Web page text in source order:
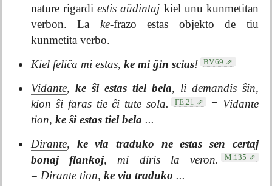
nature rigardiestis aŭdintaj kiel unu kunmetitan
verbon. La ke-frazo estas objekto de tiu
kunmetita verbo.
Kiel feliĉa mi estas, ke mi ĝin scias! BV.69
Vidante, ke ŝi estas tiel bela, li demandis ŝin,
kion ŝi faras tie ĉi tute sola.
FE.21 = Vidante
tion, ke ŝi estas tiel bela ...
Dirante, ke via traduko ne estas sen certaj
bonaj flankoj, mi diris la veron. M.135
= Dirante tion, ke via traduko ...